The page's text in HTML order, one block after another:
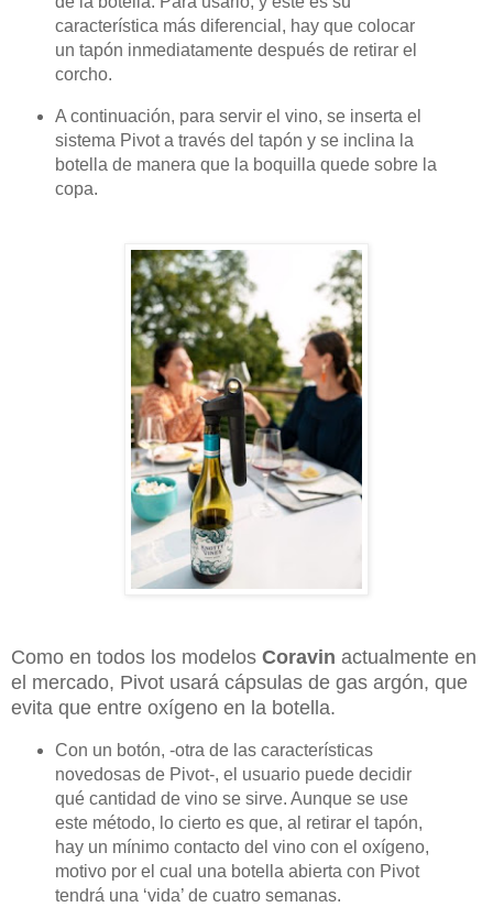
característica más diferencial, hay que colocar
un tapón inmediatamente después de retirar el
corcho.
A continuación, para servir el vino, se inserta el
sistema Pivot a través del tapón y se inclina la
botella de manera que la boquilla quede sobre la
copa.
Como en todos los modelos Coravin actualmente en
el mercado, Pivot usará cápsulas de gas argón, que
evita que entre oxígeno en la botella.
Con un botón, -otra de las características
novedosas de Pivot-, el usuario puede decidir
qué cantidad de vino se sirve. Aunque se use
este método, lo cierto es que, al retirar el tapón,
hay un mínimo contacto del vino con el oxígeno,
motivo por el cual una botella abierta con Pivot
tendrá una ‘vida’ de cuatro semanas.